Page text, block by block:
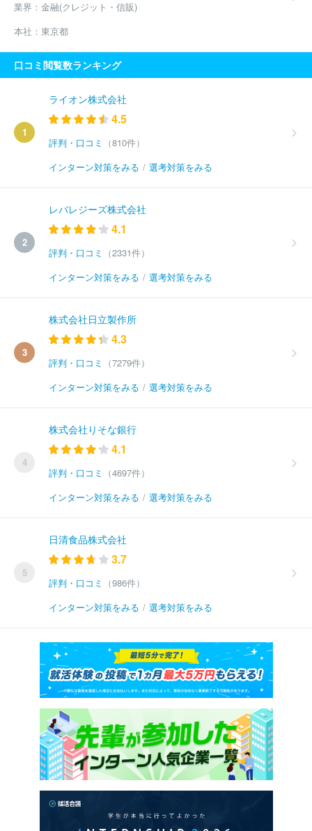
業界： 金融(クレジット・信販)
本社： 東京都
口コミ閲覧数ランキング
1
ライオン株式会社
4.5
評判・口コミ
（810件）
インターン対策をみる / 選考対策をみる
2
レバレジーズ株式会社
4.1
評判・口コミ
（2331件）
インターン対策をみる / 選考対策をみる
3
株式会社日立製作所
4.3
評判・口コミ
（7279件）
インターン対策をみる / 選考対策をみる
4
株式会社りそな銀行
4.1
評判・口コミ
（4697件）
インターン対策をみる / 選考対策をみる
5
日清食品株式会社
3.7
評判・口コミ
（986件）
インターン対策をみる / 選考対策をみる